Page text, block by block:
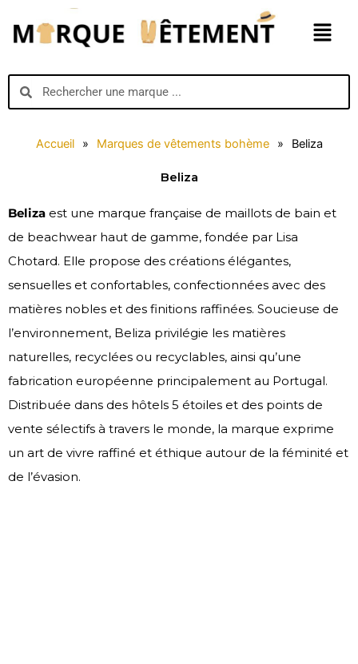
contenu
Menu
SearchSearch
Accueil » Marques de vêtements bohème » Beliza
Beliza
Beliza est une marque française de maillots de bain et
de beachwear haut de gamme, fondée par Lisa
Chotard. Elle propose des créations élégantes,
sensuelles et confortables, confectionnées avec des
matières nobles et des finitions raffinées. Soucieuse de
l’environnement, Beliza privilégie les matières
naturelles, recyclées ou recyclables, ainsi qu’une
fabrication européenne principalement au Portugal.
Distribuée dans des hôtels 5 étoiles et des points de
vente sélectifs à travers le monde, la marque exprime
un art de vivre raffiné et éthique autour de la féminité et
de l’évasion.